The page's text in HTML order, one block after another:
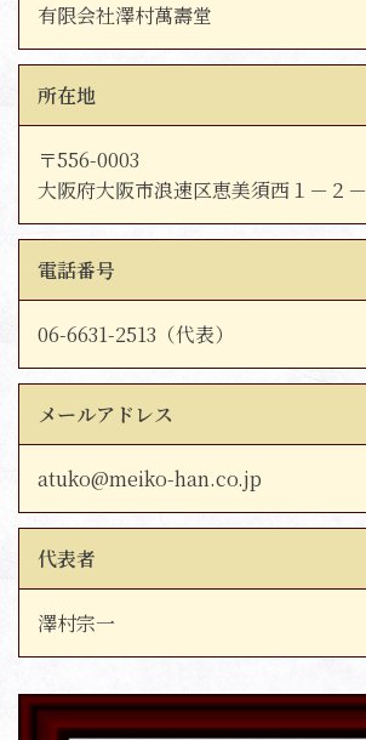
有限会社澤村萬壽堂
所在地
〒556-0003
大阪府大阪市浪速区恵美須西１－２
電話番号
06-6631-2513（代表）
メールアドレス
atuko@meiko-han.co.jp
代表者
澤村宗一